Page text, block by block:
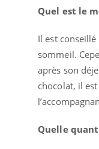
Quel est le
Il est
sommeil.
après son
chocolat, il
Quelle